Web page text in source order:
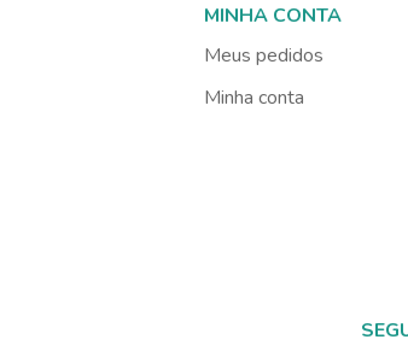
MINHA CONTA
Meus pedidos
Minha conta